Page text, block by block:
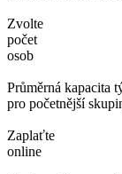
Zvolte
počet
osob
Průměrná kapacita
pro početnější
Zaplaťte
online